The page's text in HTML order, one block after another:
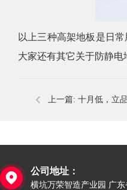
以上三种高架地板是日
大家还有其它关于防静电
上一篇: 十月低，立

公司地址：
横坑万荣智造产业园 广